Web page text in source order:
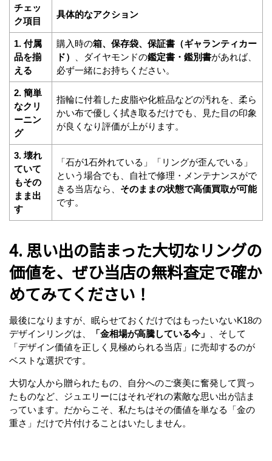
チェッ
ク項目
具体的なアクション
1. 付属
品を揃
える
購入時の箱、保存袋、保証書（ギャランティカー
ド）
、ダイヤモンドの鑑定書・鑑別書があれば、
必ず一緒にお持ちください。
2. 簡単
なクリ
ーニン
グ
指輪に付着した皮脂や化粧品などの汚れを、柔ら
かい布で優しく拭き取るだけでも、見た目の印象
が良くなり評価が上がります。
3. 壊れ
ていて
もその
まま出
す
「石が1石外れている」「リングが歪んでいる」
という場合でも、自社で修理・メンテナンスがで
きる当店なら、 そのままの状態で高価買取が可能
です。
4. 思い出の詰まった大切なリングの
価値を、ぜひ当店の無料査定で確か
めてみてください！
最後になりますが、眠らせておくだけではもったいないK18の
デザインリングは、
「金相場が高騰している今」
、そして
「デザイン価値を正しく見極められる当店」に売却するのが
ベストな選択です。
大切な人から贈られたもの、自分へのご褒美に奮発して買っ
たものなど、ジュエリーにはそれぞれの素敵な思い出が詰ま
っています。だからこそ、私たちはその価値を単なる「金の
重さ」だけで片付けることはいたしません。